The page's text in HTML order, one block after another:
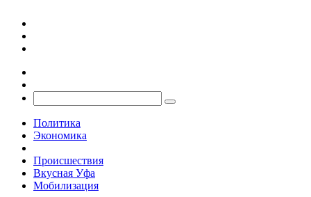
Политика
Экономика
Происшествия
Вкусная Уфа
Мобилизация